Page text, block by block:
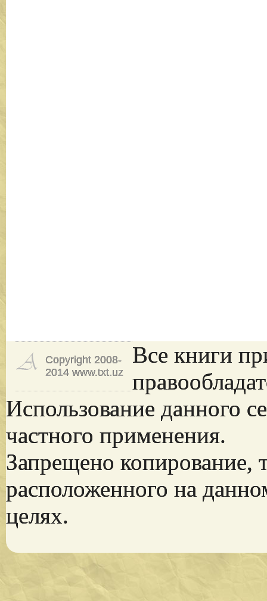
Copyright 2008-
2014 www.txt.uz
Все книги
Использование данного
частного применения.
Запрещено копирование,
расположенного на
целях.